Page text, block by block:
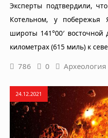
Эксперты подтвердили,
Котельном, у побережья
широты 141°00′ восточной
километрах (615 миль) к
786 0 Археология
24.12.2021